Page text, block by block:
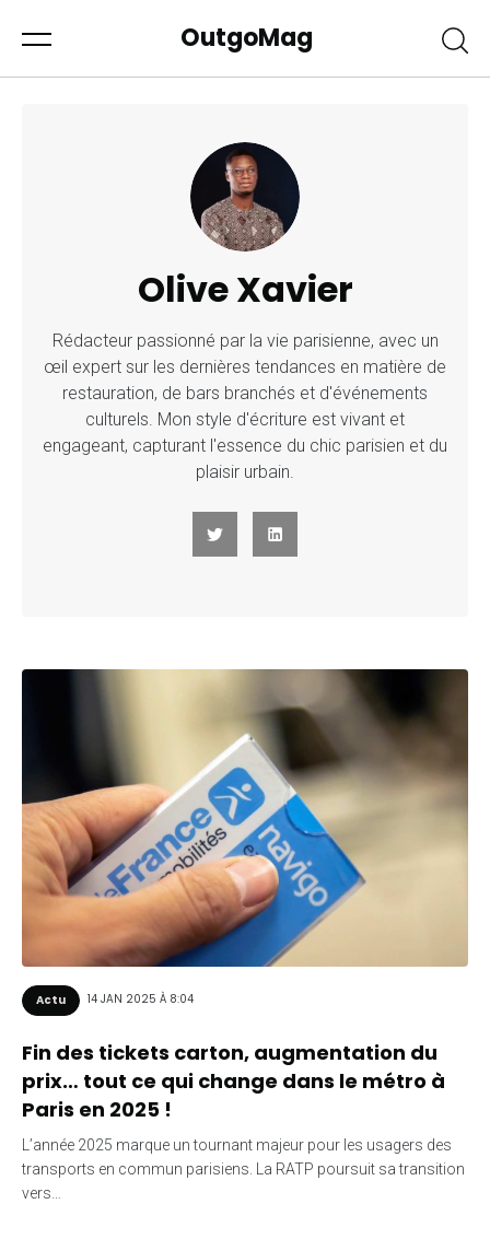
OutgoMag
Olive Xavier
Rédacteur passionné par la vie parisienne, avec un
œil expert sur les dernières tendances en matière de
restauration, de bars branchés et d'événements
culturels. Mon style d'écriture est vivant et
engageant, capturant l'essence du chic parisien et du
plaisir urbain.
Actu 14 JAN 2025 À 8:04
Fin des tickets carton, augmentation du
prix… tout ce qui change dans le métro à
Paris en 2025 !
L’année 2025 marque un tournant majeur pour les usagers des
transports en commun parisiens. La RATP poursuit sa transition
vers…